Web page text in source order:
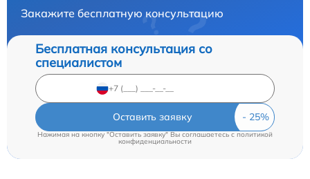
Закажите бесплатную консультацию
Бесплатная консультация со
специалистом
Оставить заявку
Нажимая на кнопку "Оставить заявку" Вы соглашаетесь cполитикой
конфиденциальности